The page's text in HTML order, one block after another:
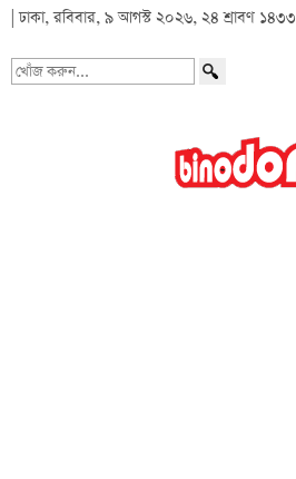
| ঢাকা, রবিবার, ৯ আগস্ট ২০২৬, ২৪ শ্রাবণ ১৪৩৩
খোঁজ